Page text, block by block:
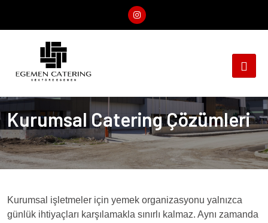
Kurumsal Catering Çözümleri
Kurumsal işletmeler için yemek organizasyonu yalnızca
günlük ihtiyaçları karşılamakla sınırlı kalmaz. Aynı zamanda